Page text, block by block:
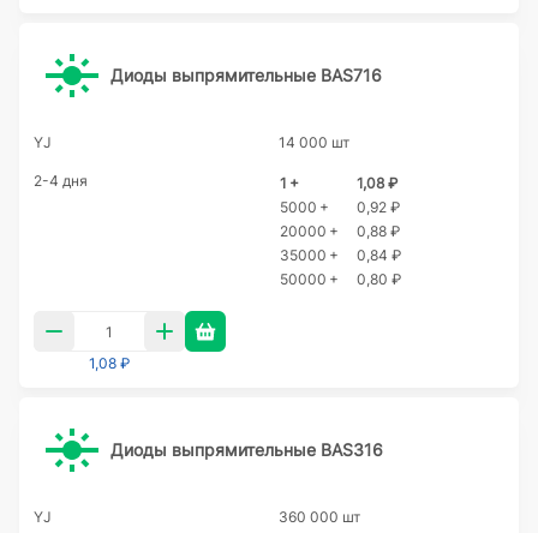
Диоды выпрямительные BAS716
YJ 14 000 шт
2-4 дня 1 +
1,08 ₽
5000 +
0,92 ₽
20000 +
0,88 ₽
35000 +
0,84 ₽
50000 +
0,80 ₽
1,08 ₽
Диоды выпрямительные BAS316
YJ 360 000 шт